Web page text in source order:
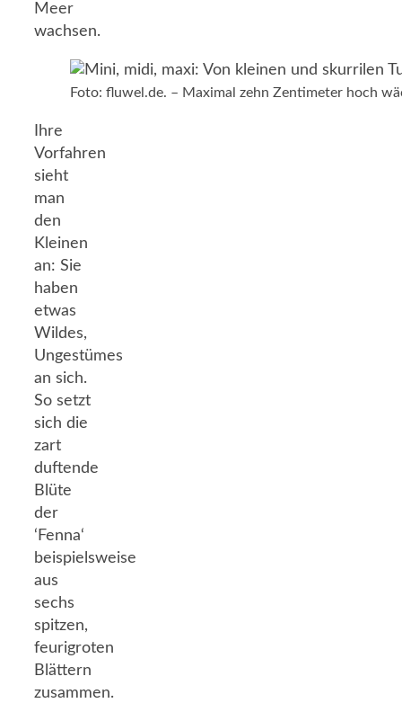
Meer
wachsen.
Foto: fluwel.de. – Maximal zehn Zentimeter hoch
Ihre
Vorfahren
sieht
man
den
Kleinen
an: Sie
haben
etwas
Wildes,
Ungestümes
an sich.
So setzt
sich die
zart
duftende
Blüte
der
‘Fenna‘
beispielsweise
aus
sechs
spitzen,
feurigroten
Blättern
zusammen.